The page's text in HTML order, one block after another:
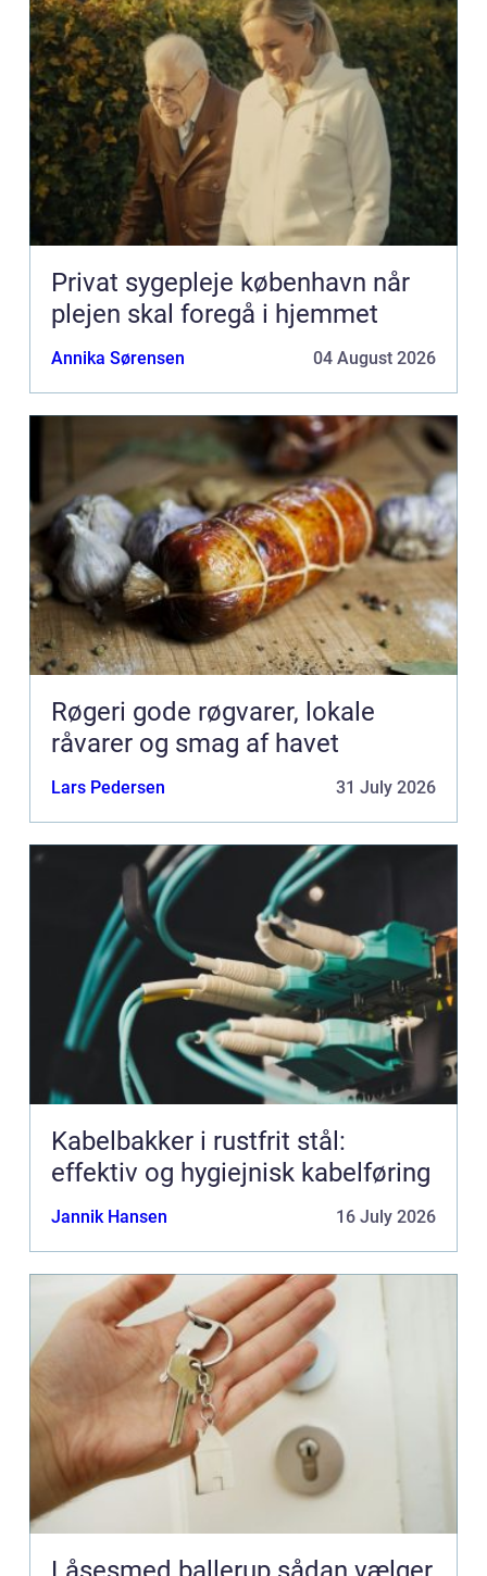
Privat sygepleje københavn når
plejen skal foregå i hjemmet
Annika Sørensen 04 August 2026
Røgeri gode røgvarer, lokale
råvarer og smag af havet
Lars Pedersen 31 July 2026
Kabelbakker i rustfrit stål:
effektiv og hygiejnisk kabelføring
Jannik Hansen 16 July 2026